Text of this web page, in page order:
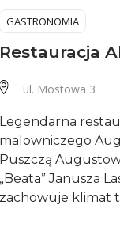
GASTRONOMIA
Restauracja
ul. Mostowa 3
Legendarna
malowniczego
Puszczą
„Beata” Janusza
zachowuje klimat